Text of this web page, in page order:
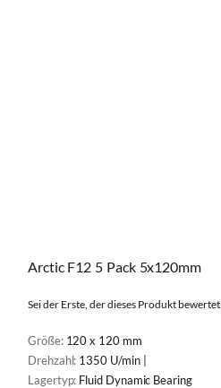
Arctic F12 5 Pack 5x120mm
Sei der Erste, der dieses Produkt bewertet
Größe: 120 x 120 mm
Drehzahl: 1350 U/min |
Lagertyp: Fluid Dynamic Bearing